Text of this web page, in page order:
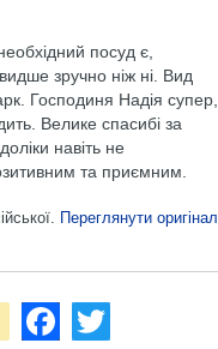
посуд є,
зручно ніж ні. Вид
Господиня Надія супер,
Велике спасибі за
навіть не
та приємним.
Переглянути оригінал